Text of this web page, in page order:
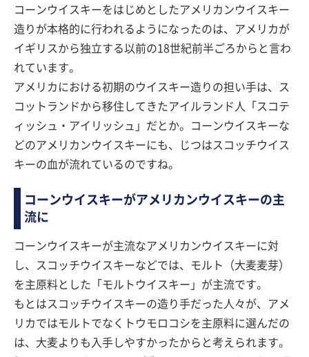
コーンウイスキーをはじめとしたアメリカンウイスキー
造りが本格的に行われるようになったのは、アメリカが
イギリスから独立する以前の18世紀前半ごろからと言わ
れています。
アメリカにおける初期のウイスキー造りの担い手は、ス
コットランドから移住してきたアイルランド人「スコテ
ィッシュ・アイリッシュ」だとか。コーンウイスキーな
どのアメリカンウイスキーにも、じつはスコッチウイス
キーの血が流れているのですね。
コーンウイスキーがアメリカンウイスキーの主
流に
コーンウイスキーが主流なアメリカンウイスキーに対
し、スコッチウイスキーなどでは、モルト（大麦麦芽）
を主原料とした「モルトウイスキー」が主流です。
もとはスコッチウイスキーの造り手だった人々が、アメ
リカではモルトでなくトウモロコシを主原料に選んだの
は、大麦よりも入手しやすかったからと考えられます。